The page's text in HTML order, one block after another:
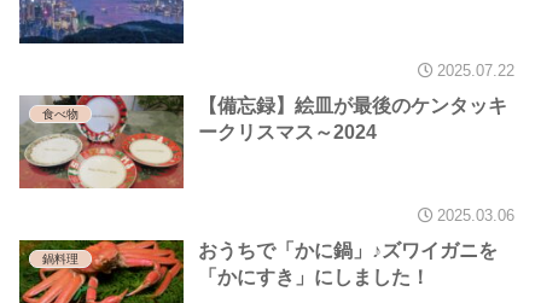
2025.07.22
食べ物
【備忘録】絵皿が最後のケンタッキ
ークリスマス～2024
2025.03.06
鍋料理
おうちで「かに鍋」♪ズワイガニを
「かにすき」にしました！